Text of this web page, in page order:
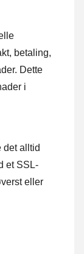
betaling,
Dette
i
det alltid
et SSL-
eller